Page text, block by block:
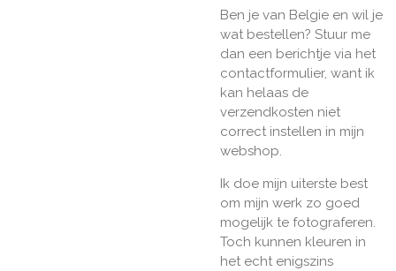
Ben je van Belgie en wil je
wat bestellen? Stuur me
dan een berichtje via het
contactformulier, want ik
kan helaas de
verzendkosten niet
correct instellen in mijn
webshop.
Ik doe mijn uiterste best
om mijn werk zo goed
mogelijk te fotograferen.
Toch kunnen kleuren in
het echt enigszins